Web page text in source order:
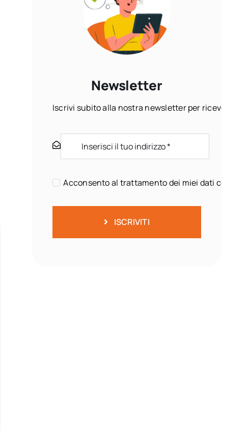
Newsletter
Iscrivi subito alla nostra newsletter per ricevere
Acconsento al trattamento dei miei dati come
ISCRIVITI